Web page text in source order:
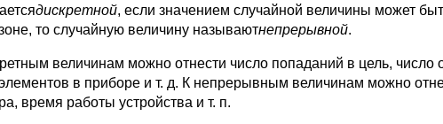
дискретной, если значением случайной величины может
то случайную величину называютнепрерывной.
величинам можно отнести число попаданий в цель, число
в приборе и т. д. К непрерывным величинам можно
время работы устройства и т. п.